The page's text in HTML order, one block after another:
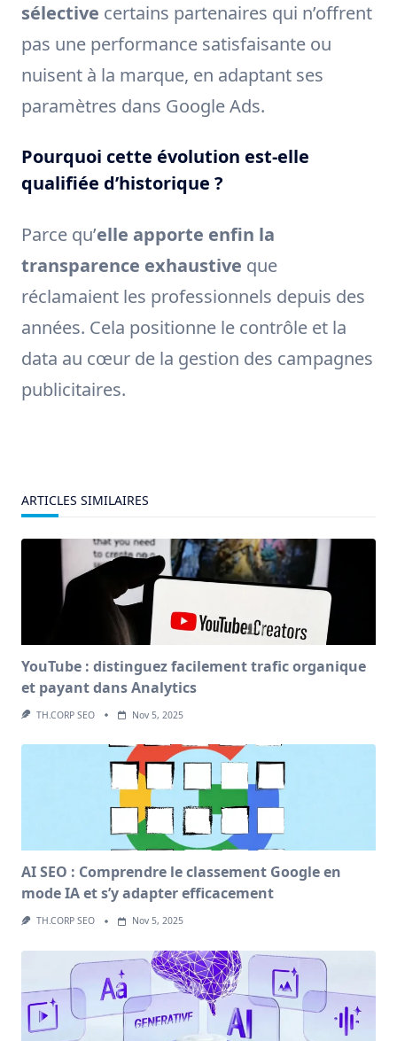
sélective certains partenaires qui n’offrent
pas une performance satisfaisante ou
nuisent à la marque, en adaptant ses
paramètres dans Google Ads.
Pourquoi cette évolution est-elle
qualifiée d’historique ?
Parce qu’elle apporte enfin la
transparence exhaustive que
réclamaient les professionnels depuis des
années. Cela positionne le contrôle et la
data au cœur de la gestion des campagnes
publicitaires.
ARTICLES SIMILAIRES
YouTube : distinguez facilement trafic organique
et payant dans Analytics
TH.CORP SEO Nov 5, 2025
AI SEO : Comprendre le classement Google en
mode IA et s’y adapter efficacement
TH.CORP SEO Nov 5, 2025